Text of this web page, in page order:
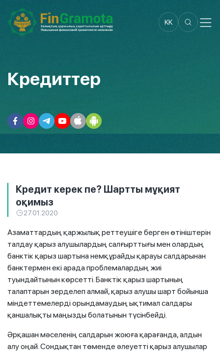
KK
Кредиттер
Кредит керек пе? Шартты мұқият
оқимыз
27.01.2020
Азаматтардың қаржылық реттеушіге берген өтініштерін
талдау қарыз алушылардың салғырттығы мен олардың
банктік қарыз шартына немқұрайды қарауы салдарынан
банктермен екі арада проблемалардың жиі
туындайтынын көрсетті. Банктік қарыз шартының
талаптарын зерделеп алмай, қарыз алушы шарт бойынша
міндеттемелерді орындамаудың ықтимал салдары
қаншалықты маңызды болатынын түсінбейді.
Әрқашан мәселенің салдарын жоюға қарағанда, алдын
алу оңай. Сондықтан төменде әлеуетті қарыз алушылар